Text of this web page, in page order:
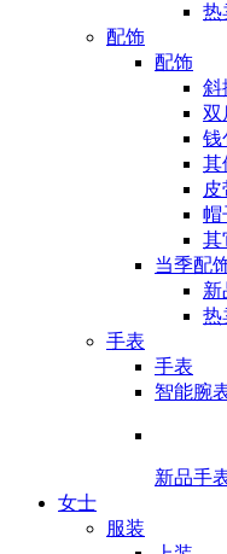
热
配饰
配饰
斜
双
钱
其
皮
帽
其
当季配
新
热
手表
手表
智能腕
新品手
女士
服装